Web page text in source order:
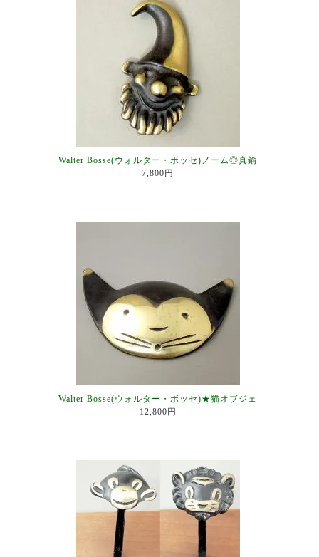
Walter Bosse(ウォルター・ボッセ)ノーム◎真鍮
7,800円
Walter Bosse(ウォルター・ボッセ)★猫オブジェ
12,800円